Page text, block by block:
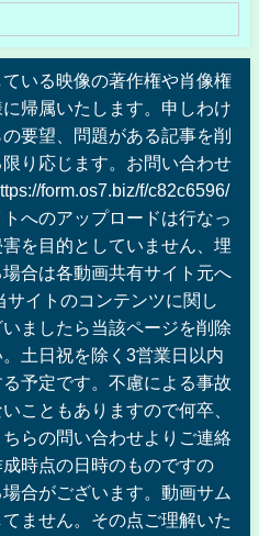
いる映像の著作権や肖像権
帰属いたします。申しわけ
要望、問題がある記事を削
り応じます。お問い合わせ
form.os7.biz/f/c82c6596/
へのアップロードは行なっ
を目的としていません、埋
合は各動画共有サイト元へ
イトのコンテンツに関し
ましたら当該ページを削除
土日祝を除く3営業日以内
予定です。不慮による事故
こともありますので何卒、
らの問い合わせよりご連絡
時点の日時のものですの
合がございます。動画サム
ません。その点ご理解いた